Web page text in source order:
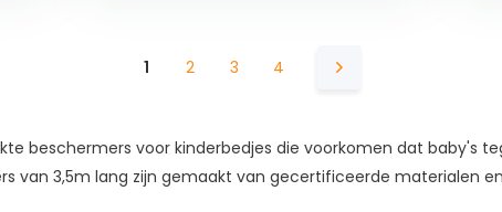
1 2 3 4
beschermers voor kinderbedjes die voorkomen dat baby's
van 3,5m lang zijn gemaakt van gecertificeerde materialen